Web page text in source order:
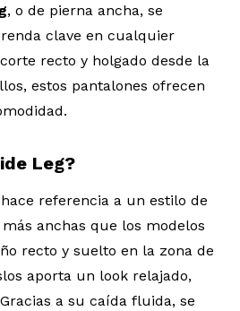
, o de pierna ancha, se
clave en cualquier
recto y holgado desde la
estos pantalones ofrecen
Leg?
hace referencia a un estilo de
anchas que los modelos
recto y suelto en la zona de
aporta un look relajado,
a su caída fluida, se